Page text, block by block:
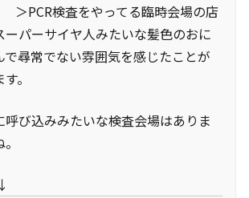
＞PCR検査をやってる臨時会場の店
ーパーサイヤ人みたいな髪色のおに
で尋常でない雰囲気を感じたことが
。
呼び込みみたいな検査会場はありま
↓